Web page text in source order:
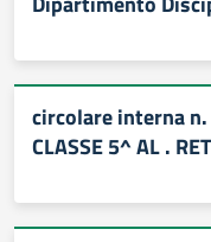
circolare interna n.
CLASSE 5^ AL .